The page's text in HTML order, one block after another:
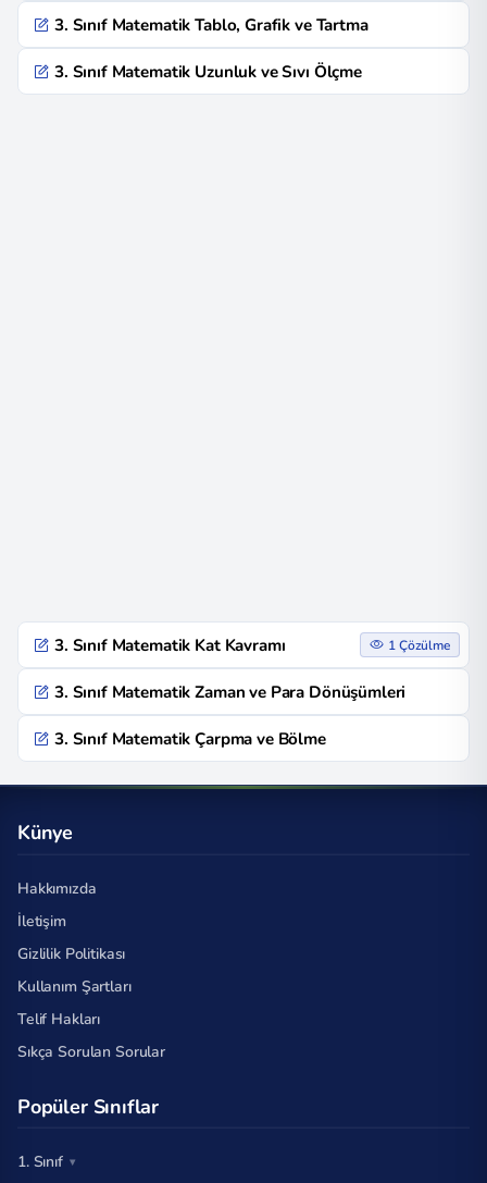
3. Sınıf Matematik Tablo, Grafik ve Tartma
3. Sınıf Matematik Uzunluk ve Sıvı Ölçme
3. Sınıf Matematik Kat Kavramı 1 Çözülme
3. Sınıf Matematik Zaman ve Para Dönüşümleri
3. Sınıf Matematik Çarpma ve Bölme
Künye
Hakkımızda
İletişim
Gizlilik Politikası
Kullanım Şartları
Telif Hakları
Sıkça Sorulan Sorular
Popüler Sınıflar
1. Sınıf